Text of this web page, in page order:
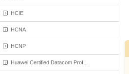
HCIE
HCNA
HCNP
Huawei Certified Datacom Prof...